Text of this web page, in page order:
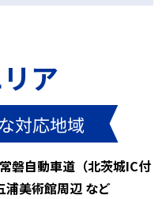
ア
対応地域
磐自動車道（北茨城IC付
浦美術館周辺 など